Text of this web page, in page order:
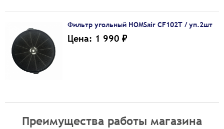
Фильтр угольный HOMSair CF102T / уп.2шт
Цена: 1 990 ₽
Преимущества работы магазина